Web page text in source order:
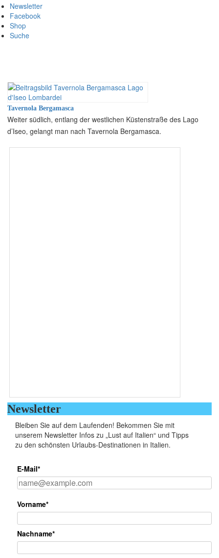
Newsletter
Facebook
Shop
Suche
Tavernola Bergamasca
Weiter südlich, entlang der westlichen Küstenstraße des Lago
d’Iseo, gelangt man nach Tavernola Bergamasca.
Newsletter
Bleiben Sie auf dem Laufenden! Bekommen Sie mit
unserem Newsletter Infos zu „Lust auf Italien“ und Tipps
zu den schönsten Urlaubs-Destinationen in Italien.
E-Mail*
Vorname*
Nachname*